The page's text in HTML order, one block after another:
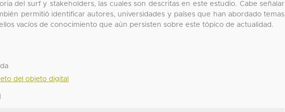
del surf y stakeholders, las cuales son descritas en este estudio. Cabe señalar
permitió identificar autores, universidades y países que han abordado temas
vacíos de conocimiento que aún persisten sobre este tópico de actualidad.
del objeto digital